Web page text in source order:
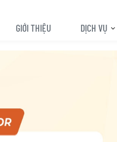
GIỚI THIỆU DỊCH VỤ